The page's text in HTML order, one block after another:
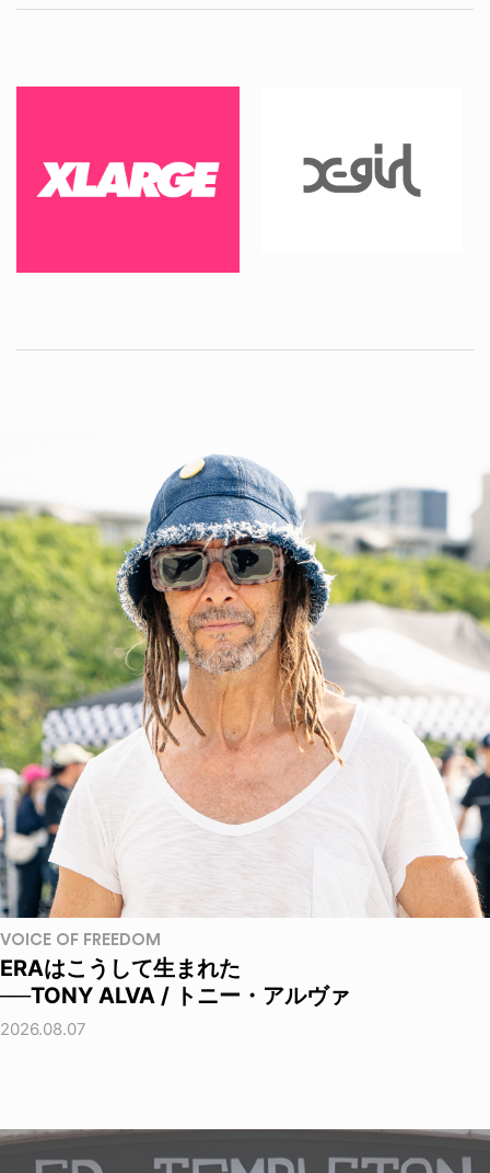
VOICE OF FREEDOM
ERAはこうして生まれた
──TONY ALVA / トニー・アルヴァ
2026.08.07